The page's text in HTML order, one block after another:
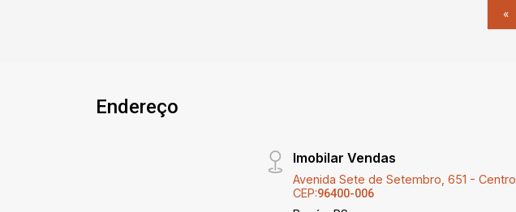
«
Endereço
Imobilar Vendas
Avenida Sete de Setembro, 651 - Centro,
CEP:96400-006